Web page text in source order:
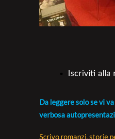
Da leggere solo se vi
verbosa
Scrivo romanzi, storie
Iscriviti alla